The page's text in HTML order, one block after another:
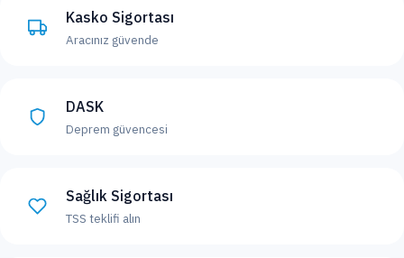
Kasko Sigortası
Aracınız güvende
DASK
Deprem güvencesi
Sağlık Sigortası
TSS teklifi alın